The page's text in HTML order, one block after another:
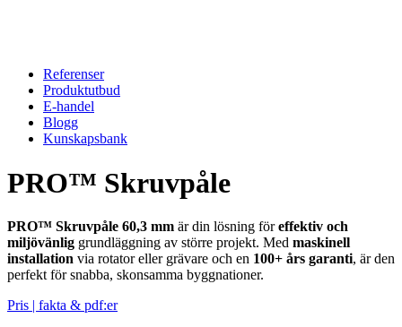
Referenser
Produktutbud
E-handel
Blogg
Kunskapsbank
PRO™ Skruvpåle
PRO™ Skruvpåle 60,3 mm är din lösning föreffektiv och
miljövänlig grundläggning av större projekt. Med maskinell
installation via rotator eller grävare och en 100+ års garanti, är den
perfekt för snabba, skonsamma byggnationer.
Pris | fakta & pdf:er